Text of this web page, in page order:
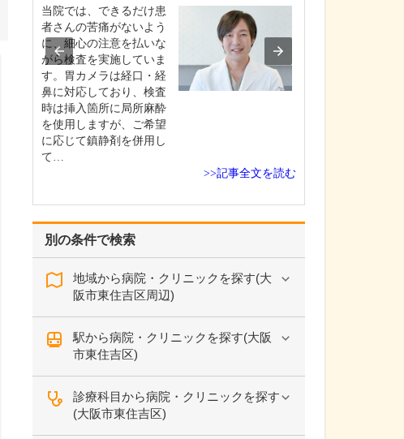
別の条件で検索
地域から病院・クリニックを探す(大
阪市東住吉区周辺)
駅から病院・クリニックを探す(大阪
市東住吉区)
診療科目から病院・クリニックを探す
(大阪市東住吉区)
当院では、できるだけ患
者さんの苦痛がないよう
に、細心の注意を払いな
がら検査を実施していま
す。胃カメラは経口・経
鼻に対応しており、検査
時は挿入箇所に局所麻酔
を使用しますが、ご希望
に応じて鎮静剤を併用し
て…
>>記事全文を読む